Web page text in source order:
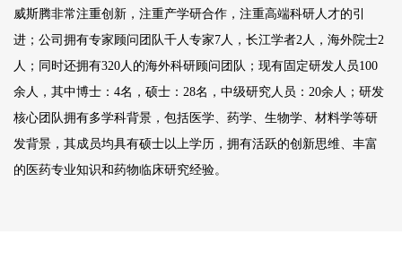
威斯腾非常注重创新，注重产学研合作，注重高端科研人才的引
进；公司拥有专家顾问团队千人专家7人，长江学者2人，海外院士2
人；同时还拥有320人的海外科研顾问团队；现有固定研发人员100
余人，其中博士：4名，硕士：28名，中级研究人员：20余人；研发
核心团队拥有多学科背景，包括医学、药学、生物学、材料学等研
发背景，其成员均具有硕士以上学历，拥有活跃的创新思维、丰富
的医药专业知识和药物临床研究经验。